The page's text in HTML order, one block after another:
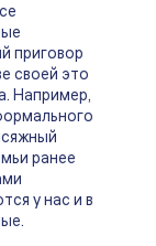
приговор
своей это
Например,
ранее
у нас и в